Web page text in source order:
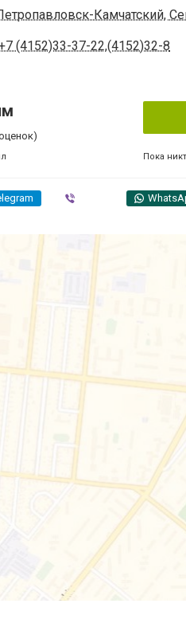
Камчатский,
(4152)33-37-22,(4152)32-8
Пока